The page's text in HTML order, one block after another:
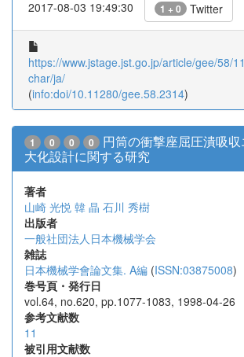
2017-08-03 19:49:30 1 + 0 Twitter
https://www.jstage.jst.go.jp/article/gee/58/
char/ja/
(info:doi/10.11280/gee.58.2314)
1 0 0 0
円筒の衝撃座屈圧潰吸
大化設計に関する研究
著者
山崎 光悦 韓 晶 石川 秀樹
出版者
一般社団法人日本機械学会
雑誌
日本機械学會論文集. A編 (ISSN:03875008)
巻号頁・発行日
vol.64, no.620, pp.1077-1083, 1998-04-26
参考文献数
11
被引用文献数